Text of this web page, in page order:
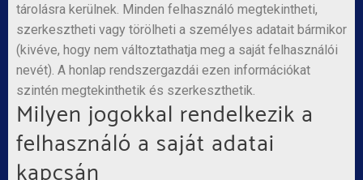
tárolásra kerülnek. Minden felhasználó megtekintheti,
szerkesztheti vagy törölheti a személyes adatait bármikor
(kivéve, hogy nem változtathatja meg a saját felhasználói
nevét). A honlap rendszergazdái ezen információkat
szintén megtekinthetik és szerkeszthetik.
Milyen jogokkal rendelkezik a
felhasználó a saját adatai